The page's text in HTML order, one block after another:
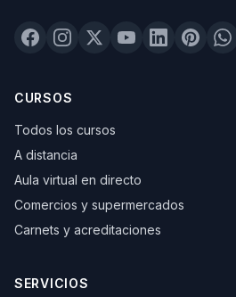
CURSOS
Todos los cursos
A distancia
Aula virtual en directo
Comercios y supermercados
Carnets y acreditaciones
SERVICIOS